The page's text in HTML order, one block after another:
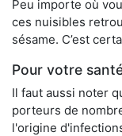
Peu importe où
ces nuisibles
sésame. C’est
Pour votre
Il faut aussi noter
porteurs de
l'origine